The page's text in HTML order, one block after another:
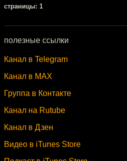
cтраницы: 1
полезные ссылки
Канал в Telegram
Канал в MAX
Группа в Контакте
Канал на Rutube
Канал в Дзен
Видео в iTunes Store